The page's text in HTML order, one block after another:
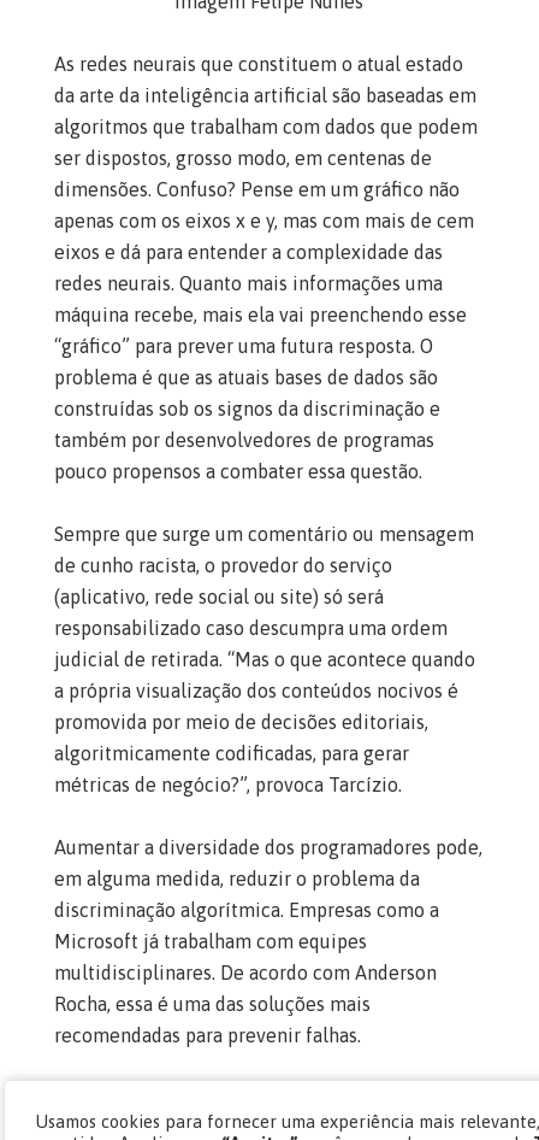
As redes neurais que constituem o atual estado
da arte da inteligência artificial são baseadas em
algoritmos que trabalham com dados que podem
ser dispostos, grosso modo, em centenas de
dimensões. Confuso? Pense em um gráfico não
apenas com os eixos x e y, mas com mais de cem
eixos e dá para entender a complexidade das
redes neurais. Quanto mais informações uma
máquina recebe, mais ela vai preenchendo esse
“gráfico” para prever uma futura resposta. O
problema é que as atuais bases de dados são
construídas sob os signos da discriminação e
também por desenvolvedores de programas
pouco propensos a combater essa questão.
Sempre que surge um comentário ou mensagem
de cunho racista, o provedor do serviço
(aplicativo, rede social ou site) só será
responsabilizado caso descumpra uma ordem
judicial de retirada. “Mas o que acontece quando
a própria visualização dos conteúdos nocivos é
promovida por meio de decisões editoriais,
algoritmicamente codificadas, para gerar
métricas de negócio?”, provoca Tarcízio.
Aumentar a diversidade dos programadores pode,
em alguma medida, reduzir o problema da
discriminação algorítmica. Empresas como a
Microsoft já trabalham com equipes
multidisciplinares. De acordo com Anderson
Rocha, essa é uma das soluções mais
recomendadas para prevenir falhas.
multiplicidade de fontes de consulta para as
Usamos cookies para fornecer uma experiência mais